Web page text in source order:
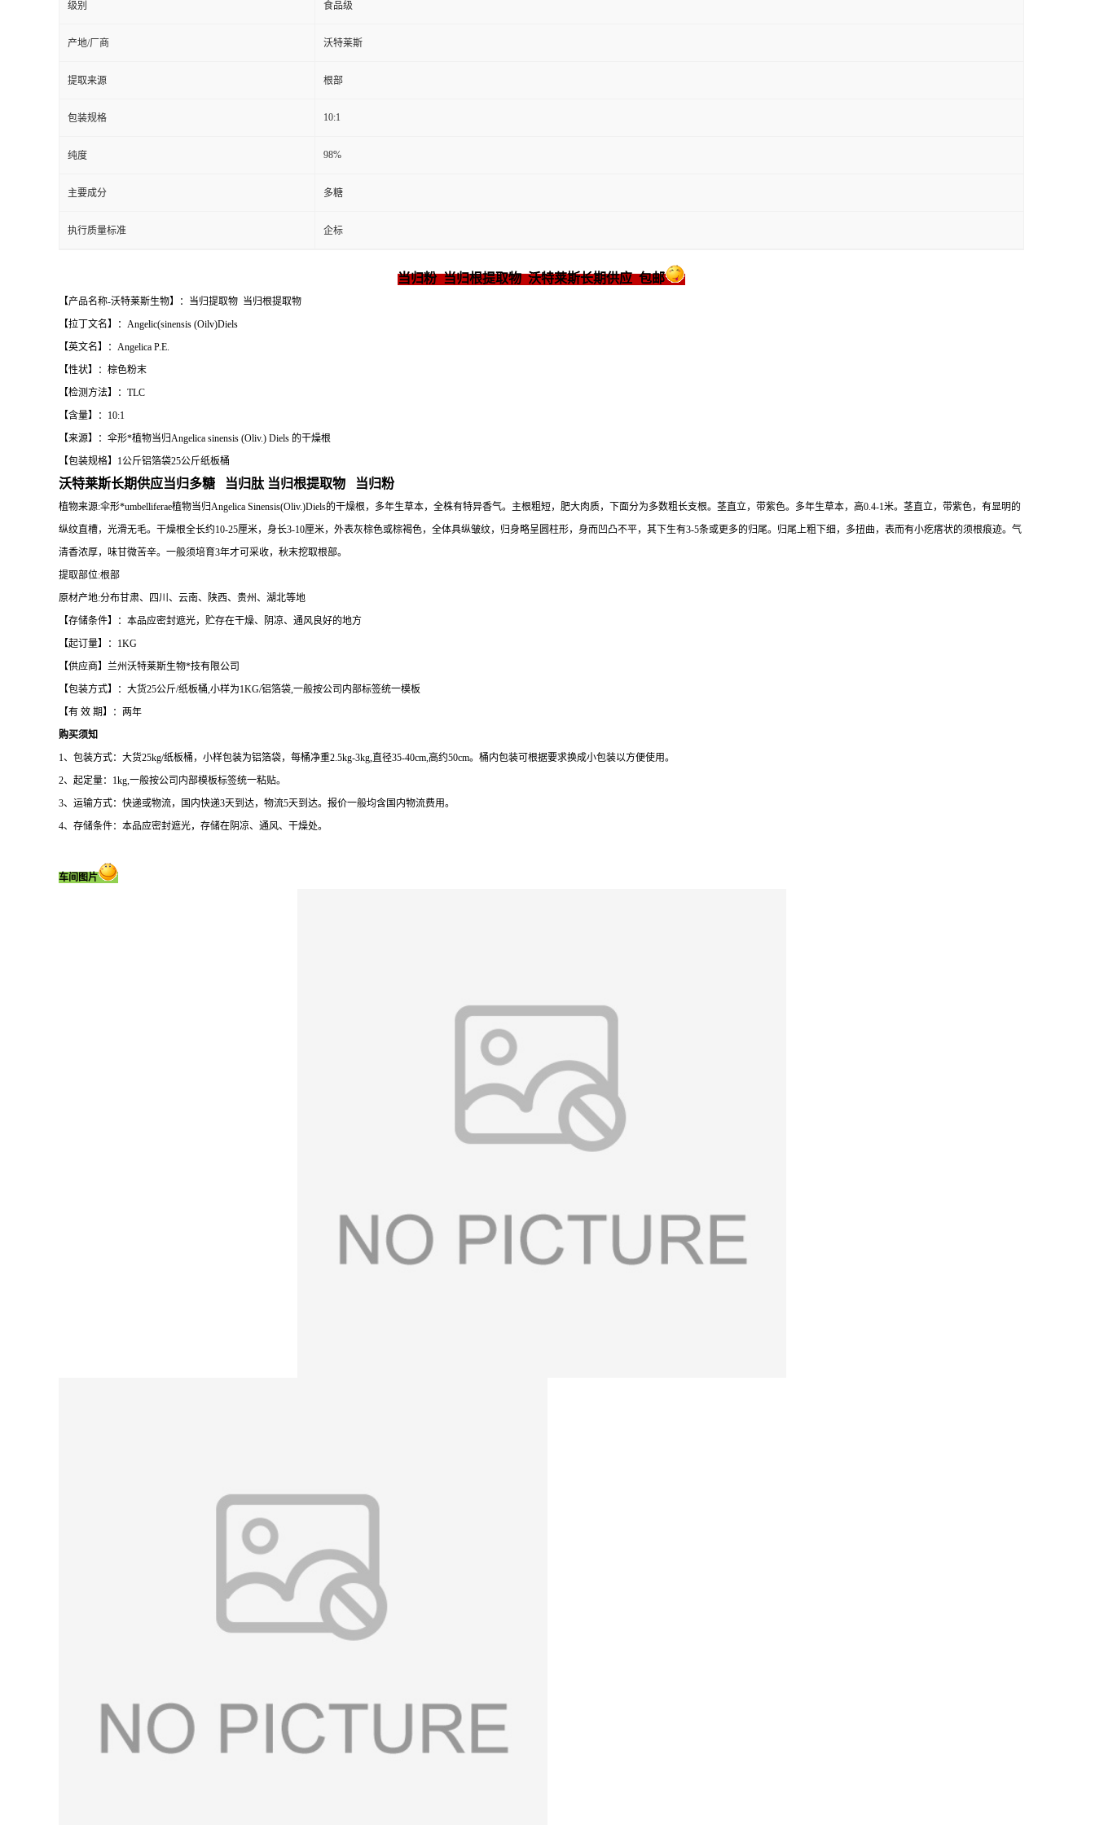
级别 食品级
产地/厂商 沃特莱斯
提取来源 根部
包装规格 10:1
纯度 98%
主要成分 多糖
执行质量标准 企标
当归粉 当归根提取物 沃特莱斯长期供应 包邮
【产品名称-沃特莱斯生物】：当归提取物 当归根提取物
【拉丁文名】：Angelic(sinensis (Oilv)Diels
【英文名】：Angelica P.E.
【性状】：棕色粉末
【检测方法】：TLC
【含量】：10:1
【来源】：伞形*植物当归Angelica sinensis (Oliv.) Diels 的干燥根
【包装规格】1公斤铝箔袋25公斤纸板桶
沃特莱斯长期供应当归多糖 当归肽 当归根提取物 当归粉
植物来源:伞形*umbelliferae植物当归Angelica Sinensis(Oliv.)Diels的干燥根，多年生草本，全株有特异香气。主根粗短，肥大肉质，下面分为多数粗长支根。茎直立，带紫色。多年生草本，高0.4-1米。茎直立，带紫色，有显明的
纵纹直槽，光滑无毛。干燥根全长约10-25厘米，身长3-10厘米，外表灰棕色或棕褐色，全体具纵皱纹，归身略呈圆柱形，身而凹凸不平，其下生有3-5条或更多的归尾。归尾上粗下细，多扭曲，表而有小疙瘩状的须根痕迹。气
清香浓厚，味甘微苦辛。一般须培育3年才可采收，秋末挖取根部。
提取部位:根部
原材产地:分布甘肃、四川、云南、陕西、贵州、湖北等地
【存储条件】：本品应密封遮光，贮存在干燥、阴凉、通风良好的地方
【起订量】：1KG
【供应商】兰州沃特莱斯生物*技有限公司
【包装方式】：大货25公斤/纸板桶,小样为1KG/铝箔袋,一般按公司内部标签统一模板
【有 效 期】：两年
购买须知
1、包装方式：大货25kg/纸板桶，小样包装为铝箔袋，每桶净重2.5kg-3kg,直径35-40cm,高约50cm。桶内包装可根据要求换成小包装以方便使用。
2、起定量：1kg,一般按公司内部模板标签统一粘贴。
3、运输方式：快递或物流，国内快递3天到达，物流5天到达。报价一般均含国内物流费用。
4、存储条件：本品应密封遮光，存储在阴凉、通风、干燥处。
车间图片